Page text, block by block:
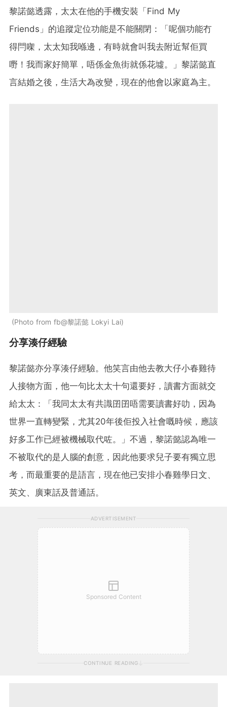
黎諾懿透露，太太在他的手機安裝「Find My
Friends」的追蹤定位功能是不能關閉：「呢個功能冇
得閂㗎，太太知我喺邊，有時就會叫我去附近幫佢買
嘢！我而家好簡單，唔係金魚街就係花墟。」黎諾懿直
言結婚之後，生活大為改變，現在的他會以家庭為主。
Photo from fb@黎諾懿 Lokyi Lai
分享湊仔經驗
黎諾懿亦分享湊仔經驗。他笑言由他去教大仔小春雞待
人接物方面，他一句比太太十句還要好，讀書方面就交
給太太：「我同太太有共識囝囝唔需要讀書好叻，因為
世界一直轉變緊，尤其20年後佢投入社會嘅時候，應該
好多工作已經被機械取代咗。」不過，黎諾懿認為唯一
不被取代的是人腦的創意，因此他要求兒子要有獨立思
考，而最重要的是語言，現在他已安排小春雞學日文、
英文、廣東話及普通話。
ADVERTISEMENT
Sponsored Content
CONTINUE READING